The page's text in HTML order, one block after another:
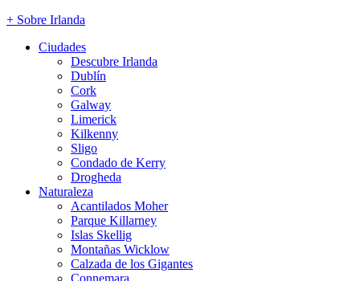
+ Sobre Irlanda
Ciudades
Descubre Irlanda
Dublín
Cork
Galway
Limerick
Kilkenny
Sligo
Condado de Kerry
Drogheda
Naturaleza
Acantilados Moher
Parque Killarney
Islas Skellig
Montañas Wicklow
Calzada de los Gigantes
Connemara